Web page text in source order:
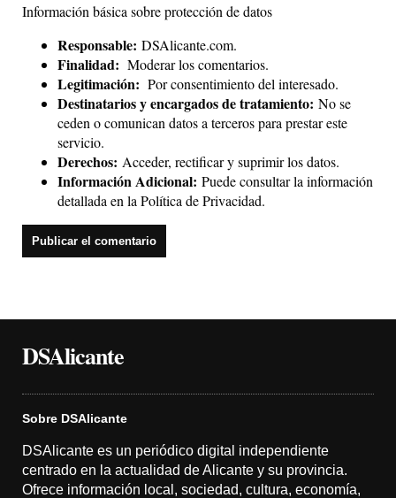
Información básica sobre protección de datos
Responsable: DSAlicante.com.
Finalidad: Moderar los comentarios.
Legitimación: Por consentimiento del interesado.
Destinatarios y encargados de tratamiento: No se
ceden o comunican datos a terceros para prestar este
servicio.
Derechos: Acceder, rectificar y suprimir los datos.
Información Adicional: Puede consultar la información
detallada en la Política de Privacidad.
DSAlicante
Sobre DSAlicante
DSAlicante es un periódico digital independiente
centrado en la actualidad de Alicante y su provincia.
Ofrece información local, sociedad, cultura, economía,